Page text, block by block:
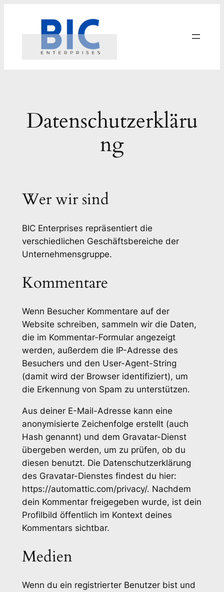
Datenschutzerkläru
ng
Wer wir sind
BIC Enterprises repräsentiert die
verschiedlichen Geschäftsbereiche der
Unternehmensgruppe.
Kommentare
Wenn Besucher Kommentare auf der
Website schreiben, sammeln wir die Daten,
die im Kommentar-Formular angezeigt
werden, außerdem die IP-Adresse des
Besuchers und den User-Agent-String
(damit wird der Browser identifiziert), um
die Erkennung von Spam zu unterstützen.
Aus deiner E-Mail-Adresse kann eine
anonymisierte Zeichenfolge erstellt (auch
Hash genannt) und dem Gravatar-Dienst
übergeben werden, um zu prüfen, ob du
diesen benutzt. Die Datenschutzerklärung
des Gravatar-Dienstes findest du hier:
https://automattic.com/privacy/. Nachdem
dein Kommentar freigegeben wurde, ist dein
Profilbild öffentlich im Kontext deines
Kommentars sichtbar.
Medien
Wenn du ein registrierter Benutzer bist und